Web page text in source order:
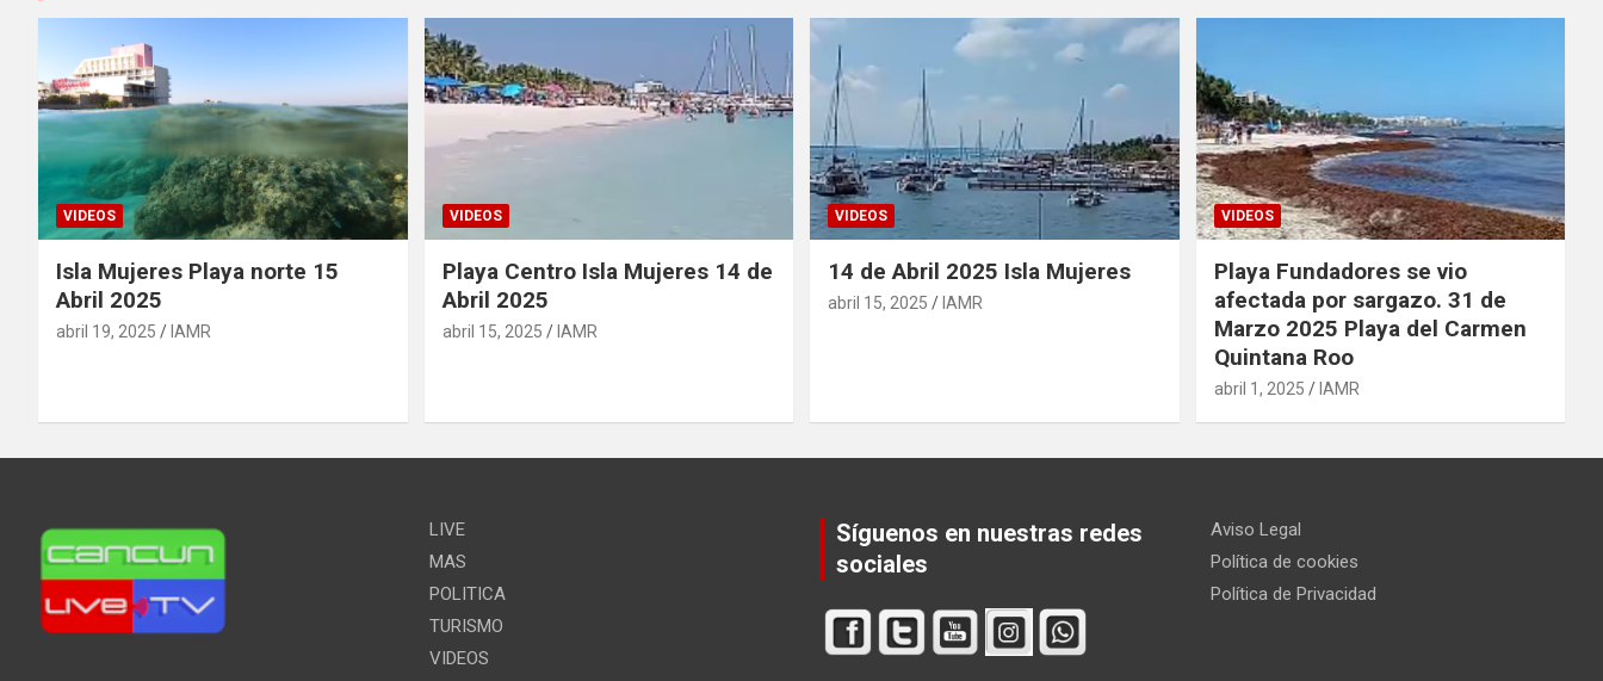
VIDEOS
Isla Mujeres Playa norte 15
Abril 2025
abril 19, 2025 IAMR
VIDEOS
Playa Centro Isla Mujeres 14 de
Abril 2025
abril 15, 2025 IAMR
VIDEOS
14 de Abril 2025 Isla Mujeres
abril 15, 2025 IAMR
VIDEOS
Playa Fundadores se vio
afectada por sargazo. 31 de
Marzo 2025 Playa del Carmen
Quintana Roo
abril 1, 2025 IAMR
LIVE
MAS
POLITICA
TURISMO
VIDEOS
Síguenos en nuestras redes
sociales
Aviso Legal
Política de cookies
Política de Privacidad